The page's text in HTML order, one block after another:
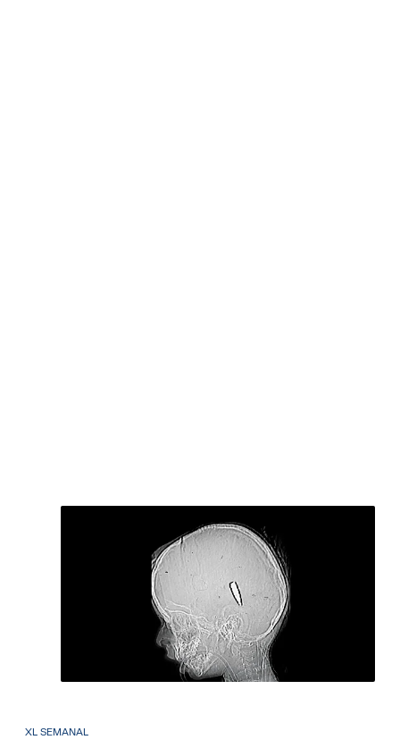
XL SEMANAL